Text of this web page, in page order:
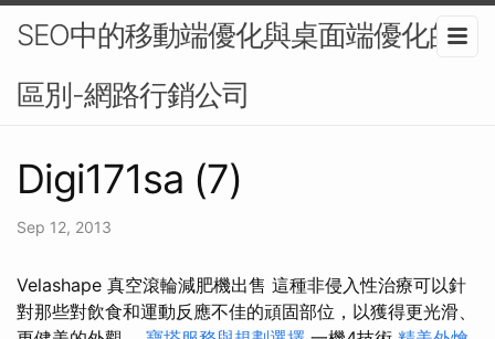
SEO中的移動端優化與桌面端優化的
區別-網路行銷公司
Digi171sa (7)
Sep 12, 2013
Velashape 真空滾輪減肥機出售 這種非侵入性治療可以針
對那些對飲食和運動反應不佳的頑固部位，以獲得更光滑、